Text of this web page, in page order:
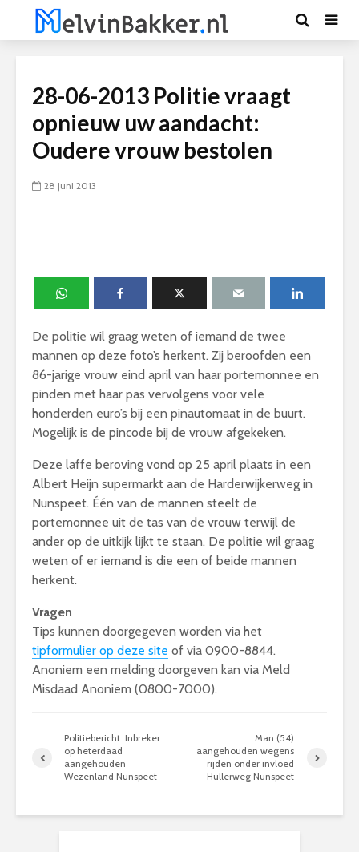
28-06-2013 Politie vraagt
opnieuw uw aandacht:
Oudere vrouw bestolen
28 juni 2013
De politie wil graag weten of iemand de twee
mannen op deze foto’s herkent. Zij beroofden een
86-jarige vrouw eind april van haar portemonnee en
pinden met haar pas vervolgens voor vele
honderden euro’s bij een pinautomaat in de buurt.
Mogelijk is de pincode bij de vrouw afgekeken.
Deze laffe beroving vond op 25 april plaats in een
Albert Heijn supermarkt aan de Harderwijkerweg in
Nunspeet. Één van de mannen steelt de
portemonnee uit de tas van de vrouw terwijl de
ander op de uitkijk lijkt te staan. De politie wil graag
weten of er iemand is die een of beide mannen
herkent.
Vragen
Tips kunnen doorgegeven worden via het
tipformulier op deze site of via 0900-8844.
Anoniem een melding doorgeven kan via Meld
Misdaad Anoniem (0800-7000).
Politiebericht: Inbreker
op heterdaad
aangehouden
Wezenland Nunspeet
Man (54)
aangehouden wegens
rijden onder invloed
Hullerweg Nunspeet